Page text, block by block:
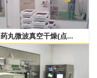
药丸微波真空干燥(点...